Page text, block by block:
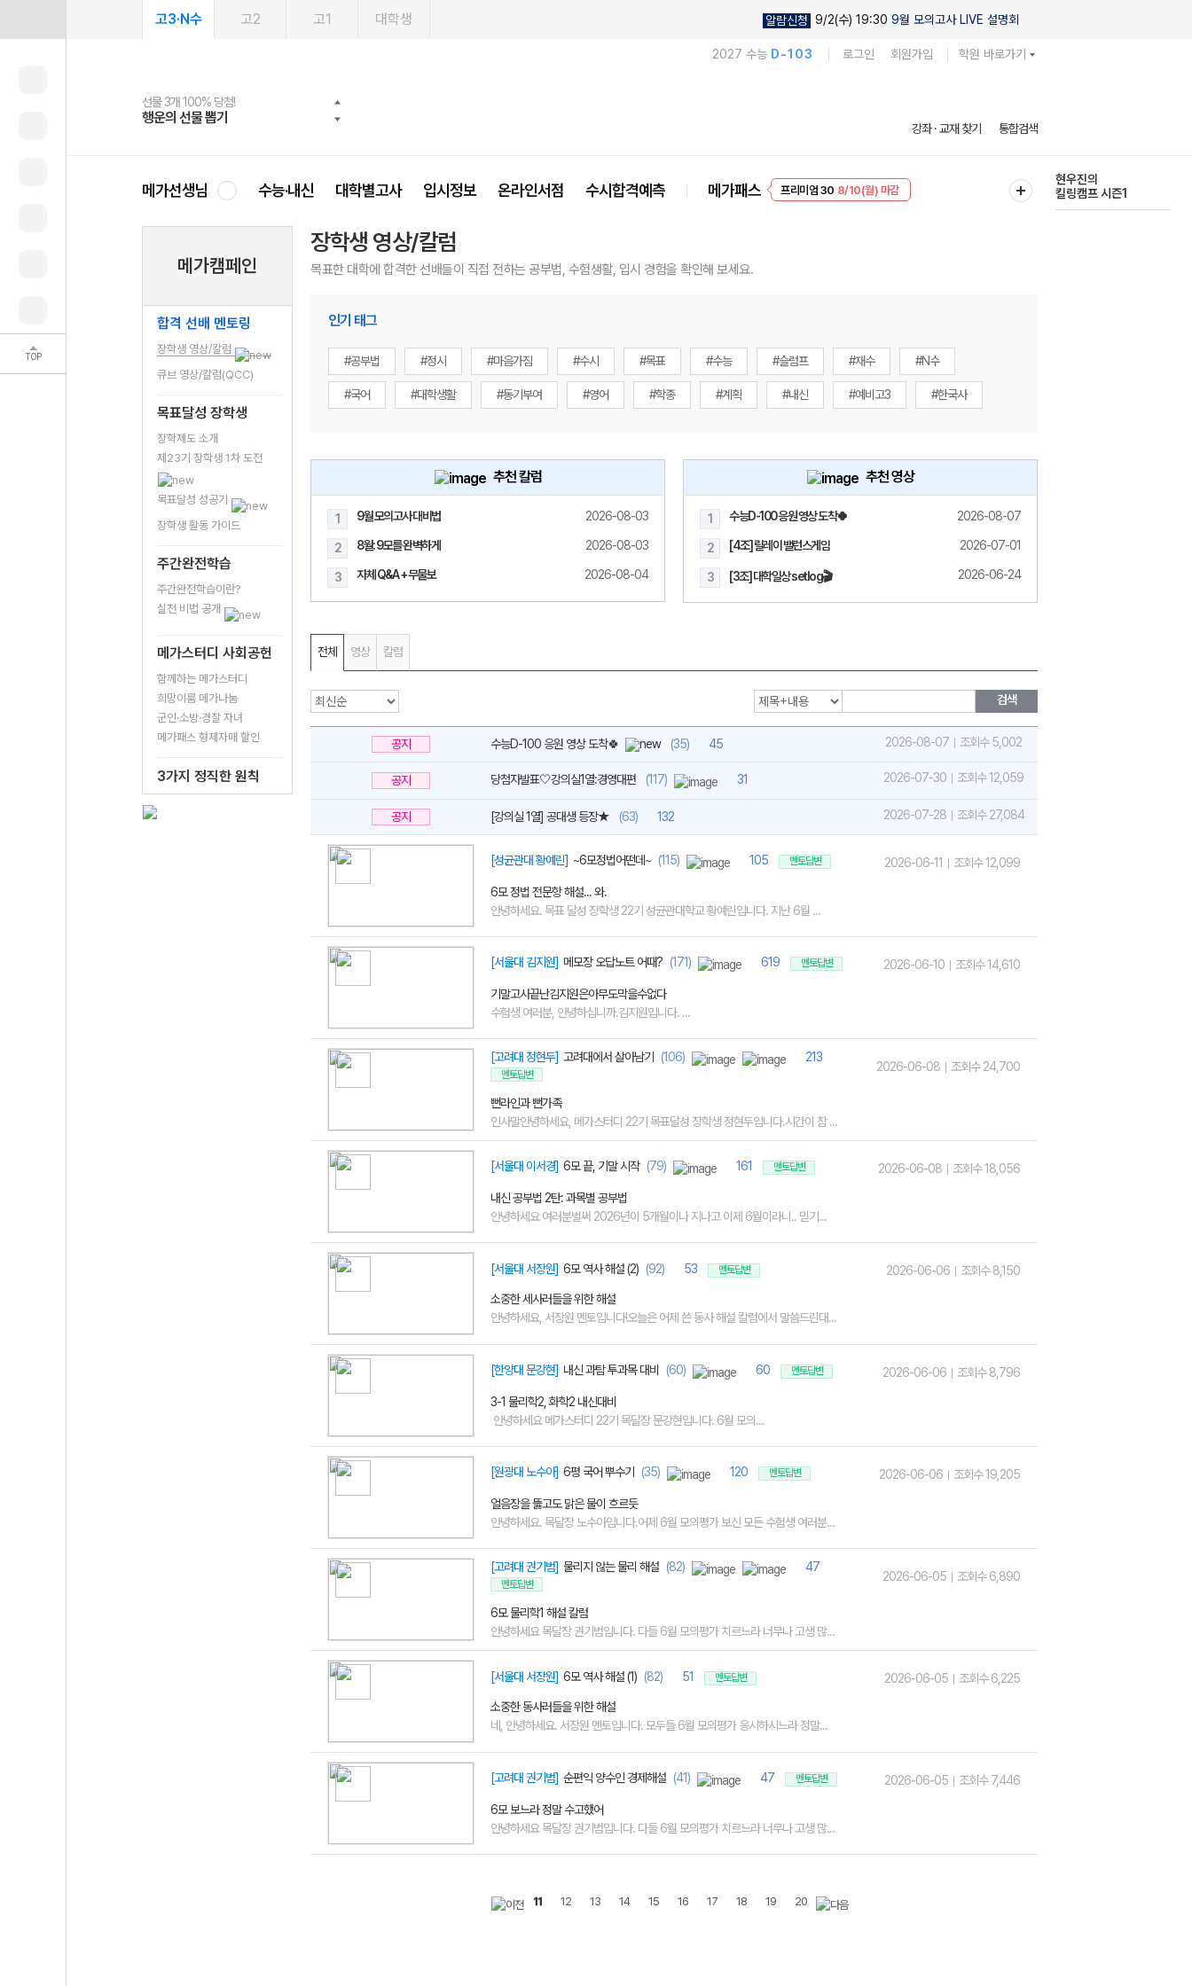
TOP
고3·N수 고2 고1 대학생 알람신청 9/2(수) 19:30 9월 모의고사 LIVE 설명회
2027 수능 D-103 로그인 회원가입 학원 바로가기
선물 3개 100% 당첨!
행운의 선물 뽑기
선물 100% 증정!
메가스터디 X 올리브
여름방학 스터디 캐시백
메가런 썸머스쿨
2027 러셀 단과
강사 공개선발
스마트러닝앱
설문 EVENT
메가패스
3일 무료 체험권
메가패스 수강생 무료혜택!
메가클럽 멤버십
사회공헌 캠페인
희망이룸 메가나눔
강좌 · 교재 찾기 통합검색
메가선생님 수능·내신 대학별고사 입시정보 온라인서점 수시합격예측 메가패스 프리미엄 30 8/10(월) 마감
EVENT 8/10(월) 마감
다채로운 난도
실전 모의고사
메가캠페인
합격 선배 멘토링
장학생 영상/칼럼
큐브 영상/칼럼(QCC)
목표달성 장학생
장학제도 소개
제23기 장학생 1차 도전
목표달성 성공기
장학생 활동 가이드
주간완전학습
주간완전학습이란?
실천 비법 공개
메가스터디 사회공헌
함께하는 메가스터디
희망이룸 메가나눔
군인·소방·경찰 자녀
메가패스 형제자매 할인
3가지 정직한 원칙
장학생 영상/칼럼
목표한 대학에 합격한 선배들이 직접 전하는 공부법, 수험생활, 입시 경험을 확인해 보세요.
인기 태그
#공부법 #정시 #마음가짐 #수시 #목표 #수능 #슬럼프 #재수 #N수
#국어 #대학생활 #동기부여 #영어 #학종 #계획 #내신 #예비고3 #한국사
추천 칼럼
1 9월 모의고사 대비법 2026-08-03
2 8월: 9모를 완벽하게 2026-08-03
3 자체 Q&A + 무물보 2026-08-04
추천 영상
1 수능D-100 응원 영상 도착🍀 2026-08-07
2 [4조] 릴레이 밸런스게임 2026-07-01
3 [3조] 대학일상 setlog🎬 2026-06-24
전체 영상 칼럼
검색
공지 수능D-100 응원 영상 도착🍀 (35) 45 2026-08-07 조회수 5,002
공지 당첨자발표🤍강의실1열:경영대편 (117) 31 2026-07-30 조회수 12,059
공지 [강의실 1열] 공대생 등장★ (63) 132 2026-07-28 조회수 27,084
[성균관대 황예린] ~6모정법어떤데~ (115) 105 멘토답변
6모 정법 전문항 해설... 와.
안녕하세요. 목표 달성 장학생 22기 성균관대학교 황예린입니다. 지난 6월 ...
2026-06-11 조회수 12,099
[서울대 김지원] 메모장 오답노트 어때? (171) 619 멘토답변
기말고사끝난김지원은아무도막을수없다
수험생 여러분, 안녕하십니까.김지원입니다. ...
2026-06-10 조회수 14,610
[고려대 정현두] 고려대에서 살아남기 (106) 213
멘토답변
뻔라인과 뻔가족
인사말안녕하세요, 메가스터디 22기 목표달성 장학생 정현두입니다.시간이 참 ...
2026-06-08 조회수 24,700
[서울대 이서경] 6모 끝, 기말 시작 (79) 161 멘토답변
내신 공부법 2탄: 과목별 공부법
안녕하세요 여러분벌써 2026년이 5개월이나 지나고 이제 6월이라니.. 믿기...
2026-06-08 조회수 18,056
[서울대 서장원] 6모 역사 해설 (2) (92) 53 멘토답변
소중한 세사러들을 위한 해설
안녕하세요, 서장원 멘토입니다!오늘은 어제 쓴 동사 해설 칼럼에서 말씀드린대...
2026-06-06 조회수 8,150
[한양대 문강현] 내신 과탐 투과목 대비 (60) 60 멘토답변
3-1 물리학2, 화학2 내신대비
안녕하세요 메가스터디 22기 목달장 문강현입니다. 6월 모의...
2026-06-06 조회수 8,796
[원광대 노수아] 6평 국어 뿌수기 (35) 120 멘토답변
얼음장을 뚫고도 맑은 물이 흐르듯
안녕하세요. 목달장 노수아입니다.어제 6월 모의평가 보신 모든 수험생 여러분...
2026-06-06 조회수 19,205
[고려대 권기범] 물리지 않는 물리 해설 (82) 47
멘토답변
6모 물리학1 해설 칼럼
안녕하세요 목달장 권기범입니다. 다들 6월 모의평가 치르느라 너무나 고생 많...
2026-06-05 조회수 6,890
[서울대 서장원] 6모 역사 해설 (1) (82) 51 멘토답변
소중한 동사러들을 위한 해설
네, 안녕하세요. 서장원 멘토입니다. 모두들 6월 모의평가 응시하시느라 정말...
2026-06-05 조회수 6,225
[고려대 권기범] 순편익 양수인 경제해설 (41) 47 멘토답변
6모 보느라 정말 수고했어
안녕하세요 목달장 권기범입니다. 다들 6월 모의평가 치르느라 너무나 고생 많...
2026-06-05 조회수 7,446
11 12 13 14 15 16 17 18 19 20